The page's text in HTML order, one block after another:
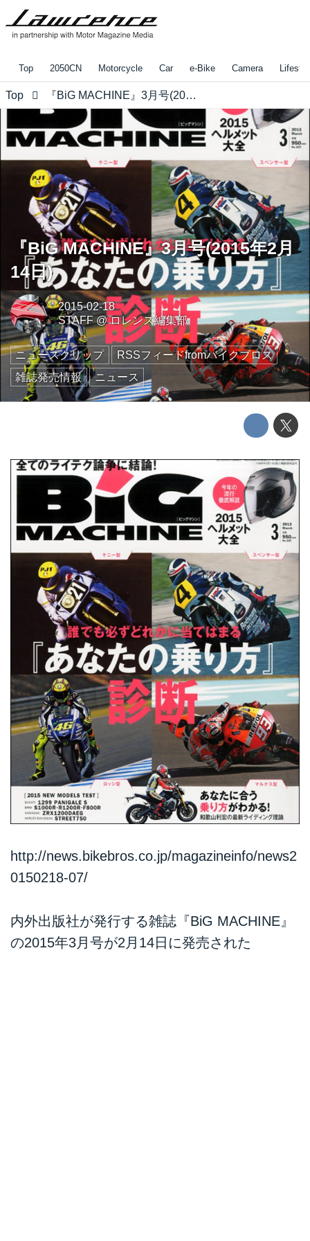
Top 2050CN Motorcycle Car e-Bike Camera
Top 『BiG MACHINE』3月号(2015年2月14日)
『BiG MACHINE』3月号(2015年2月
14日)
2015-02-18
STAFF@ロレンス編集部
ニュースクリップ
RSSフィードfromバイクブロス
雑誌発売情報
ニュース
http://news.bikebros.co.jp/magazineinfo/news2
0150218-07/
内外出版社が発行する雑誌『BiG MACHINE』
の2015年3月号が2月14日に発売された